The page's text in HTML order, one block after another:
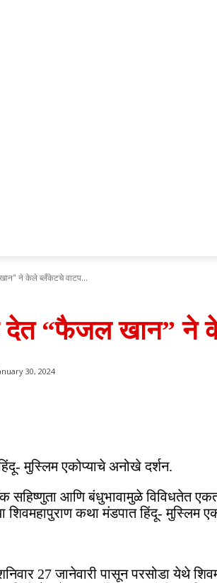
ने केले ब्लँकेटचे वाटप...
देत “फैजल खान”
30, 2024
मुस्लिम एकोप्याचे अनोखे दर्शन.
सहिष्णुता आणि बंधुभावामुळे विविधतेत
कथा मंडपात हिंदू-
27 जानेवारी पासून परसोडा येथे